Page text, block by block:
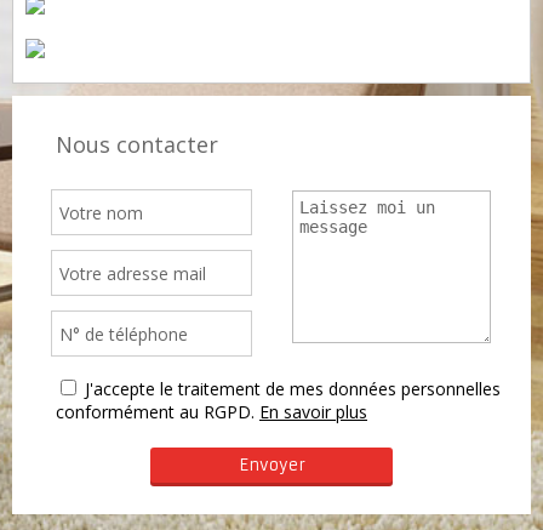
Nous contacter
J'accepte le traitement de mes données personnelles
conformément au RGPD. En savoir plus